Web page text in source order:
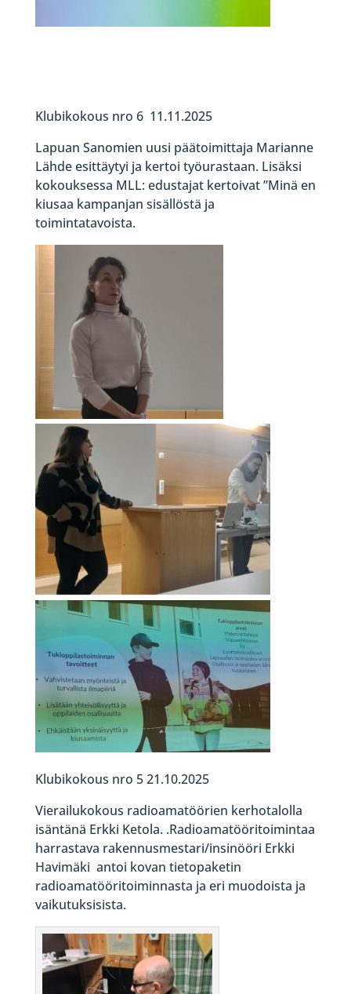
Klubikokous nro 6 11.11.2025
Lapuan Sanomien uusi päätoimittaja Marianne
Lähde esittäytyi ja kertoi työurastaan. Lisäksi
kokouksessa MLL: edustajat kertoivat ”Minä en
kiusaa kampanjan sisällöstä ja
toimintatavoista.
Klubikokous nro 5 21.10.2025
Vierailukokous radioamatöörien kerhotalolla
isäntänä Erkki Ketola. .Radioamatööritoimintaa
harrastava rakennusmestari/insinööri Erkki
Havimäki antoi kovan tietopaketin
radioamatööritoiminnasta ja eri muodoista ja
vaikutuksisista.